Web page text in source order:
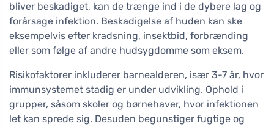
bliver beskadiget, kan de trænge ind i de dybere lag og
forårsage infektion. Beskadigelse af huden kan ske
eksempelvis efter kradsning, insektbid, forbrænding
eller som følge af andre hudsygdomme som eksem.
Risikofaktorer inkluderer barnealderen, især 3-7 år, hvor
immunsystemet stadig er under udvikling. Ophold i
grupper, såsom skoler og børnehaver, hvor infektionen
let kan sprede sig. Desuden begunstiger fugtige og